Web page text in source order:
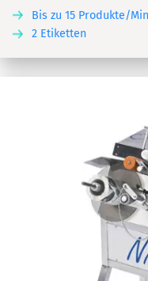
Bis zu 15 Produkte/
2 Etiketten